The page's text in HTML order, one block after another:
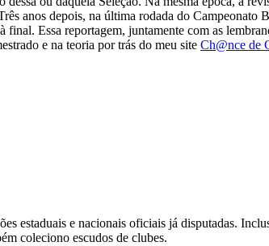
anos depois, na última rodada do
Essa reportagem, juntamente com as
e na teoria por trás do meu site Ch@nce de
estaduais e nacionais oficiais já disputadas.
coleciono escudos de clubes.